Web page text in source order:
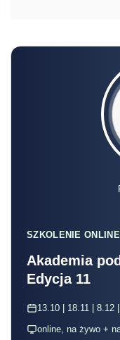
SZKOLENIE ONLINE
Akademia
Edycja 11
13.10 | 18.11 | 8.12
online, na żywo +